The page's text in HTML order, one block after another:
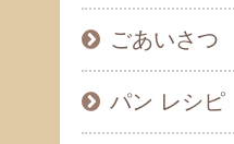
ごあいさつ
パン レシピ